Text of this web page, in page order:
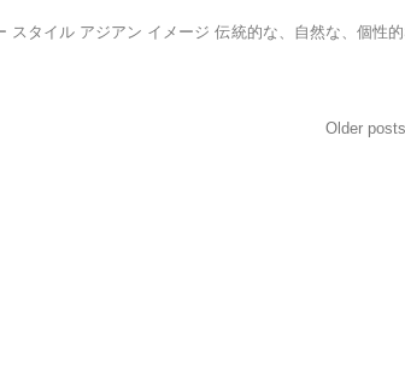
スタイル アジアン イメージ 伝統的な、自然な、個性
Older